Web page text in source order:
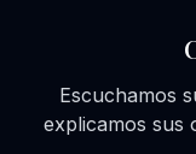
Escuchamos
explicamos sus